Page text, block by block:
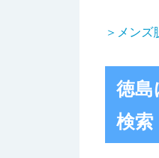
＞メン
徳
検索